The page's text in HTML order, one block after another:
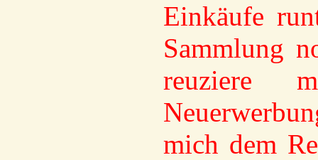
Einkäufe
Sammlung
reuziere
mich dem